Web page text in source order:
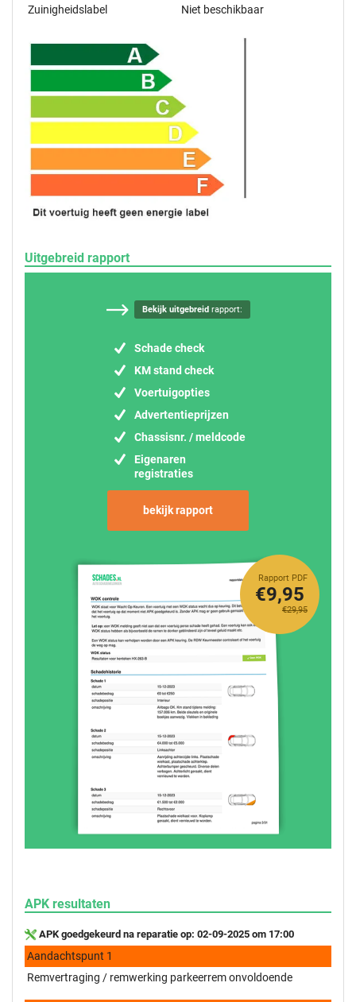
Zuinigheidslabel
Niet beschikbaar
Uitgebreid rapport
Bekijk uitgebreidrapport:
Schade check
KM stand check
Voertuigopties
Advertentieprijzen
Chassisnr. / meldcode
Eigenaren
registraties
bekijk rapport
Rapport PDF
€29,95
€9,95
APK resultaten
APK goedgekeurd na reparatie op: 02-09-2025 om 17:00
Aandachtspunt 1
Remvertraging / remwerking parkeerrem onvoldoende